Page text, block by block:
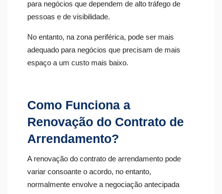
para negócios que dependem de alto tráfego de
pessoas e de visibilidade.
No entanto, na zona periférica, pode ser mais
adequado para negócios que precisam de mais
espaço a um custo mais baixo.
Como Funciona a
Renovação do Contrato de
Arrendamento?
A renovação do contrato de arrendamento pode
variar consoante o acordo, no entanto,
normalmente envolve a negociação antecipada